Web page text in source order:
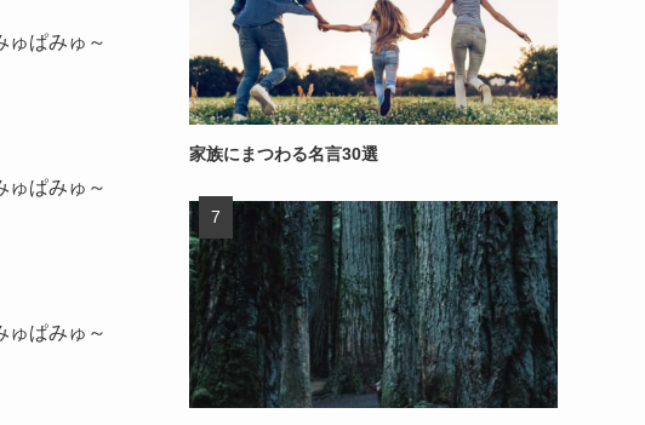
ゅぱみゅ～
ゅぱみゅ～
ゅぱみゅ～
家族にまつわる名言30選